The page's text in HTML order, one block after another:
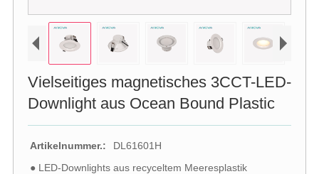
Vielseitiges magnetisches 3CCT-LED-
Downlight aus Ocean Bound Plastic
Artikelnummer.:
DL61601H
● LED-Downlights aus recyceltem Meeresplastik